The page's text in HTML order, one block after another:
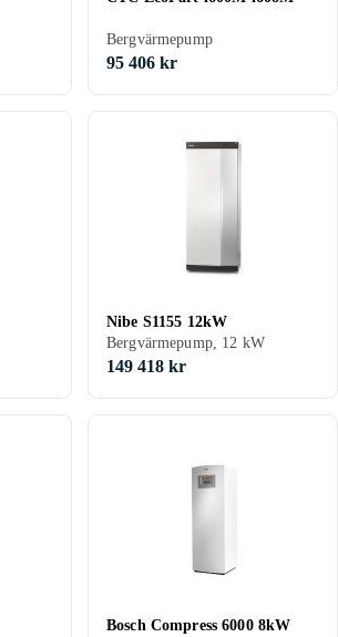
Bergvärmepump
95 406 kr
Nibe S1155 12kW
Bergvärmepump, 12 kW
149 418 kr
Bosch Compress 6000 8kW